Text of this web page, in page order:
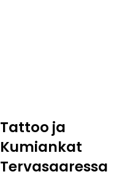
Tattoo ja
Kumiankat
Tervasaaressa